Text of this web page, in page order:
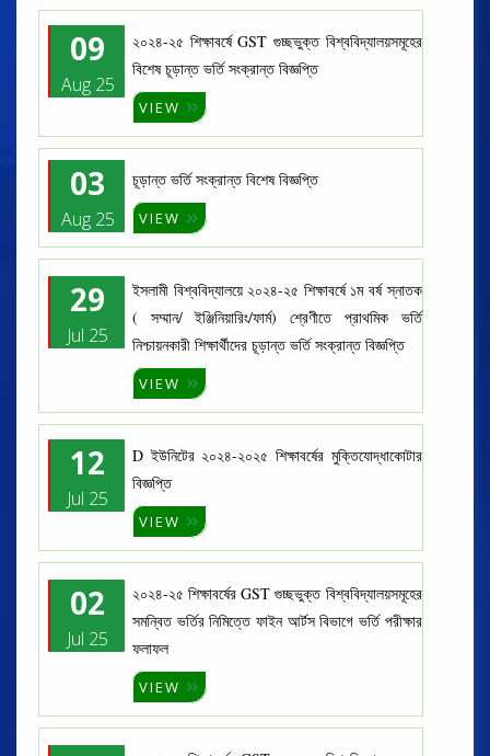
09
Aug 25
২০২৪-২৫ শিক্ষাবর্ষে GST গুচ্ছভুক্ত বিশ্ববিদ্যালয়সমূহের
বিশেষ চূড়ান্ত ভর্তি সংক্রান্ত বিজ্ঞপ্তি
VIEW
03
Aug 25
চূড়ান্ত ভর্তি সংক্রান্ত বিশেষ বিজ্ঞপ্তি
VIEW
29
Jul 25
ইসলামী বিশ্ববিদ্যালয়ে ২০২৪-২৫ শিক্ষাবর্ষে ১ম বর্ষ স্নাতক
( সম্মান/ ইঞ্জিনিয়ারিং/ফার্ম) শ্রেণীতে প্রাথমিক ভর্তি
নিশ্চায়নকারী শিক্ষার্থীদের চূড়ান্ত ভর্তি সংক্রান্ত বিজ্ঞপ্তি
VIEW
12
Jul 25
D ইউনিটের ২০২৪-২০২৫ শিক্ষাবর্ষের মুক্তিযোদ্ধাকোটার
বিজ্ঞপ্তি
VIEW
02
Jul 25
২০২৪-২৫ শিক্ষাবর্ষের GST গুচ্ছভুক্ত বিশ্ববিদ্যালয়সমূহের
সমন্বিত ভর্তির নিমিত্তে ফাইন আর্টস বিভাগে ভর্তি পরীক্ষার
ফলাফল
VIEW